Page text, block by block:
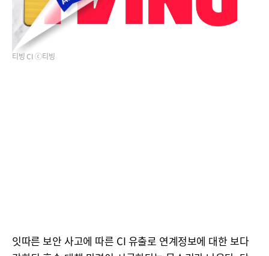
티빙 CI ⓒ티빙
잇따른 보안 사고에 따른 CI 유출로 연계정보에 대한 보다